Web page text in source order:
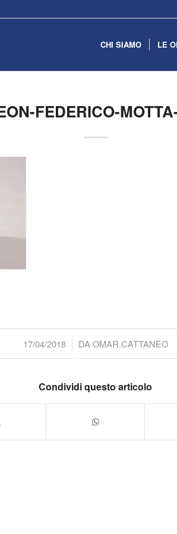
CHI SIAMO LE
FEDERICO-
17/04/2018
/ DA OMAR.CATTANEO
Condividi questo articolo